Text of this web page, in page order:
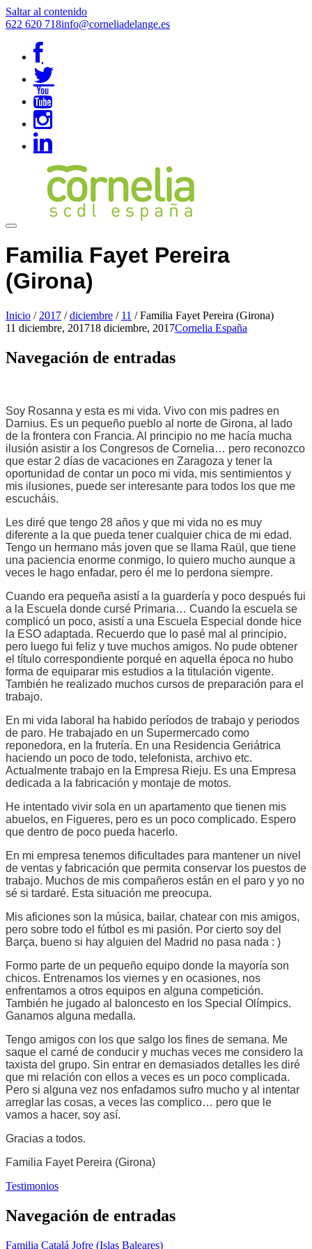
Saltar al contenido
622 620 718info@corneliadelange.es
Familia Fayet Pereira
(Girona)
Inicio / 2017 / diciembre / 11 / Familia Fayet Pereira (Girona)
11 diciembre, 201718 diciembre, 2017Cornelia España
Navegación de entradas
Soy Rosanna y esta es mi vida. Vivo con mis padres en
Darnius. Es un pequeño pueblo al norte de Girona, al lado
de la frontera con Francia. Al principio no me hacía mucha
ilusión asistir a los Congresos de Cornelia… pero reconozco
que estar 2 días de vacaciones en Zaragoza y tener la
oportunidad de contar un poco mi vida, mis sentimientos y
mis ilusiones, puede ser interesante para todos los que me
escucháis.
Les diré que tengo 28 años y que mi vida no es muy
diferente a la que pueda tener cualquier chica de mi edad.
Tengo un hermano más joven que se llama Raül, que tiene
una paciencia enorme conmigo, lo quiero mucho aunque a
veces le hago enfadar, pero él me lo perdona siempre.
Cuando era pequeña asistí a la guardería y poco después fui
a la Escuela donde cursé Primaria… Cuando la escuela se
complicó un poco, asistí a una Escuela Especial donde hice
la ESO adaptada. Recuerdo que lo pasé mal al principio,
pero luego fui feliz y tuve muchos amigos. No pude obtener
el título correspondiente porqué en aquella época no hubo
forma de equiparar mis estudios a la titulación vigente.
También he realizado muchos cursos de preparación para el
trabajo.
En mi vida laboral ha habido períodos de trabajo y periodos
de paro. He trabajado en un Supermercado como
reponedora, en la frutería. En una Residencia Geriátrica
haciendo un poco de todo, telefonista, archivo etc.
Actualmente trabajo en la Empresa Rieju. Es una Empresa
dedicada a la fabricación y montaje de motos.
He intentado vivir sola en un apartamento que tienen mis
abuelos, en Figueres, pero es un poco complicado. Espero
que dentro de poco pueda hacerlo.
En mi empresa tenemos dificultades para mantener un nivel
de ventas y fabricación que permita conservar los puestos de
trabajo. Muchos de mis compañeros están en el paro y yo no
sé si tardaré. Esta situación me preocupa.
Mis aficiones son la música, bailar, chatear con mis amigos,
pero sobre todo el fútbol es mi pasión. Por cierto soy del
Barça, bueno si hay alguien del Madrid no pasa nada : )
Formo parte de un pequeño equipo donde la mayoría son
chicos. Entrenamos los viernes y en ocasiones, nos
enfrentamos a otros equipos en alguna competición.
También he jugado al baloncesto en los Special Olímpics.
Ganamos alguna medalla.
Tengo amigos con los que salgo los fines de semana. Me
saque el carné de conducir y muchas veces me considero la
taxista del grupo. Sin entrar en demasiados detalles les diré
que mi relación con ellos a veces es un poco complicada.
Pero si alguna vez nos enfadamos sufro mucho y al intentar
arreglar las cosas, a veces las complico… pero que le
vamos a hacer, soy así.
Gracias a todos.
Familia Fayet Pereira (Girona)
Testimonios
Navegación de entradas
Familia Catalá Jofre (Islas Baleares)